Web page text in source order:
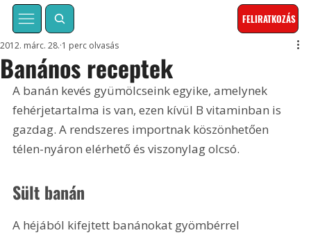
FELIRATKOZÁS
Banános receptek
2012. márc. 28. 1 perc olvasás
A banán kevés gyümölcseink egyike, amelynek
fehérjetartalma is van, ezen kívül B vitaminban is
gazdag. A rendszeres importnak köszönhetően
télen-nyáron elérhető és viszonylag olcsó.
Sült banán
A héjából kifejtett banánokat gyömbérrel